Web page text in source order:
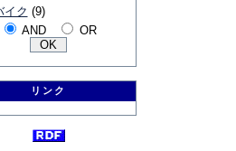
イク (9)
AND
OR
リンク